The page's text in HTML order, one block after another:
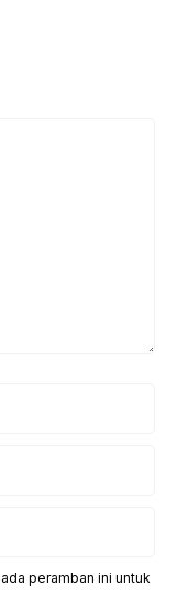
peramban ini untuk